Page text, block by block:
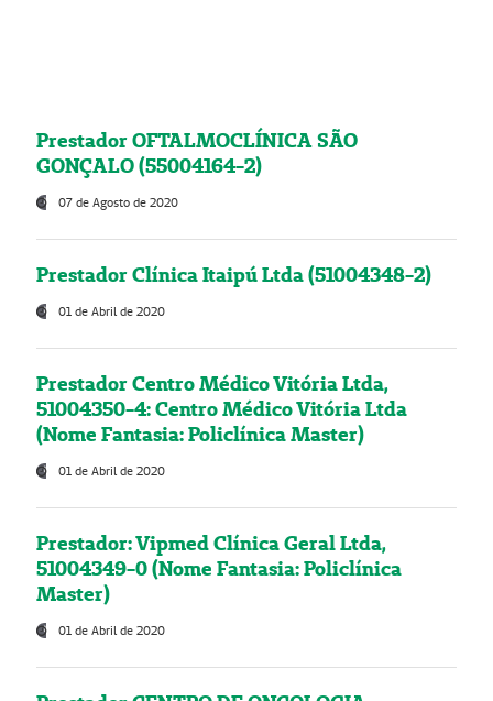
Prestador OFTALMOCLÍNICA SÃO
GONÇALO (55004164-2)
07 de Agosto de 2020
Prestador Clínica Itaipú Ltda (51004348-2)
01 de Abril de 2020
Prestador Centro Médico Vitória Ltda,
51004350-4: Centro Médico Vitória Ltda
(Nome Fantasia: Policlínica Master)
01 de Abril de 2020
Prestador: Vipmed Clínica Geral Ltda,
51004349-0 (Nome Fantasia: Policlínica
Master)
01 de Abril de 2020